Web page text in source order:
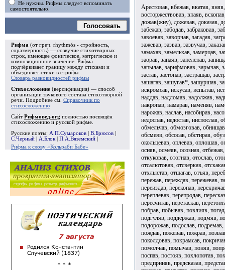
Не нужны. Рифмы следует вспоминать
самостоятельно.
Голосовать
Рифма (от греч. rhythmós - стройность,
соразмерность) — созвучие стихотворных
строк, имеющее фоническое, метрическое и
композиционное значение. Рифма
подчёркивает границу между стихами и
объединяет стихи в строфы
Словарь разновидностей рифмы
Стихосложение (версификация) — способ
организации звукового состава стихотворной
речи. Подробнее см. Справочник по
стихосложению
Сайт Рифмовед.org полностью посвящён
стихосложению и русской рифме.
Русские поэты: А.П.Сумароков В.Брюсов
С.Черный
А.Блок П.А.Вяземский
Рифма к слову «Кольраби Бабе»
Арестовав, вбежав, вкатав,
восторжествовав, впаяв,
дожав(жну), дожевав, доказав,
забежав, забодав, забраковав,
завоевав, заворчав, загадав,
зажевав, зазвав, зазвучав,
замахав, замелькав, замерцав,
заорав, запаяв, запеленав,
запылав, зарифмовав, зарычав,
застав, застонав, застращав,
зашагав, зашугав*, зашуршав,
искромсав, искусав, испытав,
наддав, надломав, надолжав,
накропав, намарав, наменяв,
нарожав, наслав, насобирав,
недоспав, недостав, ниспослав,
обмельчав, обмозговав,
обсмеяв, обсосав, обстирав,
окольцевав, оплевав, оплошав,
осияв, осмеяв, осознав,
откуковав, отогнав, отослав,
отсалютовав, отсверкав,
отхлыстав, отшагав, отъяв,
пережав, переждав, пережевав,
переиздав, перекопав,
переплевав, перепродав,
пересчитав, перетаскав,
побрав, побывав, повлияв,
подгуляв, поддержав, подмяв,
подорожав, подослав,
пождав, пожевав, пожрав,
поколдовав, покрамсав,
помолчав, помычав, поняв,
поспав, постояв, похлопотав,
предприняв, предсказав,